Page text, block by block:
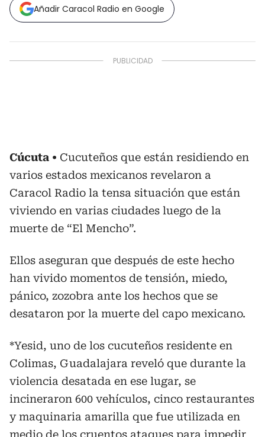
Añadir Caracol Radio en Google
Cúcuta
Cucuteños que están residiendo en
varios estados mexicanos revelaron a
Caracol Radio la tensa situación que están
viviendo en varias ciudades luego de la
muerte de “El Mencho”.
Ellos aseguran que después de este hecho
han vivido momentos de tensión, miedo,
pánico, zozobra ante los hechos que se
desataron por la muerte del capo mexicano.
*Yesid, uno de los cucuteños residente en
Colimas, Guadalajara reveló que durante la
violencia desatada en ese lugar, se
incineraron 600 vehículos, cinco restaurantes
y maquinaria amarilla que fue utilizada en
medio de los cruentos ataques para impedir